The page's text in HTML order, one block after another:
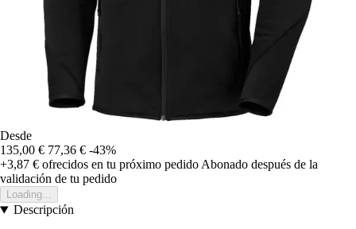
Desde
135,00 € 77,36 € -43%
+3,87 € ofrecidos en tu próximo pedidoAbonado después de la
validación de tu pedido
Loading...
Descripción